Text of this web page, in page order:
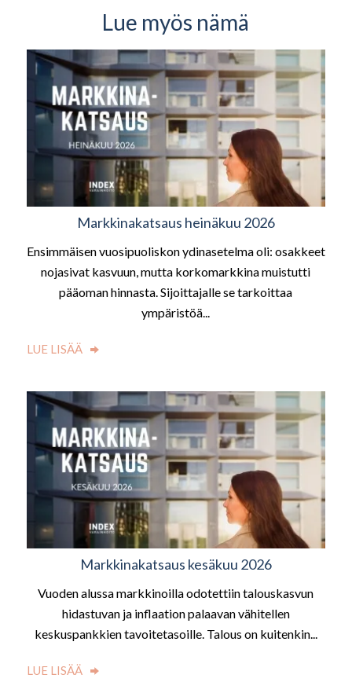
Lue myös nämä
Markkinakatsaus heinäkuu 2026
Ensimmäisen vuosipuoliskon ydinasetelma oli: osakkeet
nojasivat kasvuun, mutta korkomarkkina muistutti
pääoman hinnasta. Sijoittajalle se tarkoittaa
ympäristöä...
LUE LISÄÄ
Markkinakatsaus kesäkuu 2026
Vuoden alussa markkinoilla odotettiin talouskasvun
hidastuvan ja inflaation palaavan vähitellen
keskuspankkien tavoitetasoille. Talous on kuitenkin...
LUE LISÄÄ